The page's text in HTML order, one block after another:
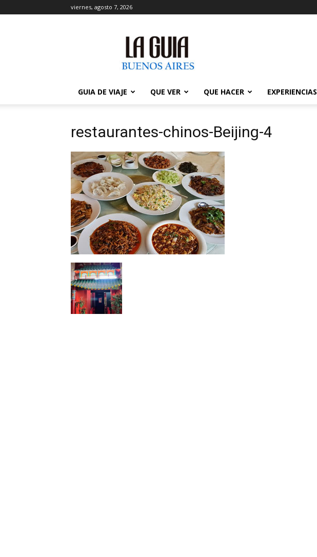
viernes, agosto 7, 2026
Guía
de
Buenos
GUIA DE VIAJE
QUE VER QUE HACER EXPERIENCIAS
restaurantes-chinos-Beijing-4